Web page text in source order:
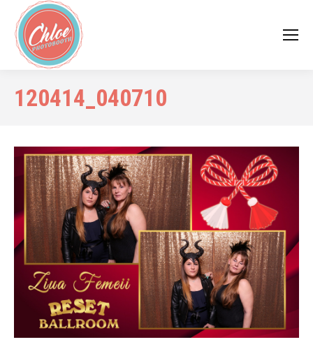
120414_040710